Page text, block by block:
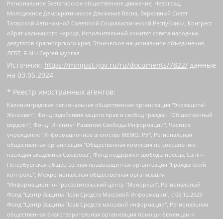
Региональное Всетатарское общественное движение, Невоград,
Молодежное Демократическое Движение Весна, Верховный Совет
Татарской Автономной Советской Социалистической Республики, Конгресс
ойрат-калмыцкого народа, Исполнительный комитет совета народных
депутатов Красноярского края, Этническое национальное объединение,
ЛГБТ, Я.МЫ Сергей Фургал
Источник: https://minjust.gov.ru/ru/documents/7822/ данные
на 03.05.2024
* Реестр иностранных агентов:
Калининградская региональная общественная организация "Экозащита!-Женсовет", Фонд содействия защите прав и свобод граждан "Общественный вердикт", Фонд "Институт Развития Свободы Информации", Частное учреждение "Информационное агентство МЕМО. РУ", Региональная общественная организация "Общественная комиссия по сохранению наследия академика Сахарова", Фонд поддержки свободы прессы, Санкт-Петербургская общественная правозащитная организация "Гражданский контроль", Межрегиональная общественная организация "Информационно-просветительский центр "Мемориал", Региональный Фонд "Центр Защиты Прав Средств Массовой Информации", с 05.12.2023 Фонд "Центр Защиты Прав Средств массовой информации", Региональная общественная благотворительная организация помощи беженцам и мигрантам "Гражданское содействие", Негосударственное образовательное учреждение дополнительного профессионального образования (повышение квалификации) специалистов "АКАДЕМИЯ ПО ПРАВАМ ЧЕЛОВЕКА", Свердловская региональная общественная организация "Сутяжник", Автономная некоммерческая организация "Центр независимых социологических исследований", Союз общественных объединений "Российский исследовательский центр по правам человека", Региональное общественное учреждение научно-информационный центр "МЕМОРИАЛ", Некоммерческая организация "Фонд защиты гласности", Автономная некоммерческая организация "Институт прав человека", Городская общественная организация "Екатеринбургское общество "МЕМОРИАЛ", Городская общественная организация "Рязанское историко-просветительское и правозащитное общество "Мемориал" (Рязанский Мемориал), Челябинский региональный орган общественной самодеятельности – женское общественное объединение "Женщины Евразии", Челябинский региональный орган общественной самодеятельности "Уральская правозащитная группа", Фонд содействия защите здоровья и социальной справедливости имени Андрея Рылькова, Автономная Некоммерческая Организация "Аналитический Центр Юрия Левады", Автономная некоммерческая организация социальной поддержки населения "Проект Апрель", Региональная общественная организация помощи женщинам и детям, находящимся в кризисной ситуации "Информационно-методический центр "Анна", Фонд содействия развитию массовых коммуникаций и правовому просвещению "Так-так-Так", Фонд содействия устойчивому развитию "Серебряная тайга", Свердловский региональный общественный фонд социальных проектов "Новое время", "Idel.Реалии", Кавказ.Реалии, Крым.Реалии, Телеканал Настоящее Время, Татаро-башкирская служба Радио Свобода (Azatliq Radiosi), Радио Свободная Европа/Радио Свобода (PCE/PC), "Сибирь.Реалии", "Фактограф", Благотворительный фонд помощи осужденным и их семьям, Автономная некоммерческая организация "Институт глобализации и социальных движений", Фонд "В защиту прав заключенных", Частное учреждение "Центр поддержки и содействия развитию средств массовой информации", Пензенский региональный общественный благотворительный фонд "Гражданский союз", "Север.Реалии", Некоммерческая организация Фонд "Правовая инициатива", Общество с ограниченной ответственностью "Радио Свободная Европа/Радио Свобода", Чешское информационное агентство "MEDIUM-ORIENT", Красноярская региональная общественная организация "Мы против СПИДа", Камалягин Денис Николаевич, Маркелов Сергей Евгеньевич, Пономарев Лев Александрович, Савицкая Людмила Алексеевна, Автономная некоммерческая организация "Центр по работе с проблемой насилия "НАСИЛИЮ.НЕТ", Межрегиональный профессиональный союз работников здравоохранения "Альянс врачей", Юридическое лицо, зарегистрированное в Латвийской Республике, SIA "Medusa Project" (регистрационный номер 40103797863, дата регистрации 10.06.2014), Некоммерческая организация "Фонд по борьбе с коррупцией", Автономная некоммерческая организация "Институт права и публичной политики", Баданин Роман Сергеевич, Гликин Максим Александрович, Железнова Мария Михайловна, Лукьянова Юлия Сергеевна, Маетная Елизавета Витальевна, Маняхин Петр Борисович, Чуракова Ольга Владимировна, Ярош Юлия Петровна, Юридическое лицо "The Insider SIA", зарегистрированное в Риге, Латвийская Республика (дата регистрации 26.06.2015), являющееся администратором доменного имени интернет-издания "The Insider SIA", https://theins.ru, Постернак Алексей Евгеньевич, Рубин Михаил Аркадьевич, Анин Роман Александрович, Юридическое лицо Istories fonds, зарегистрированное в Латвийской Республике (регистрационный номер 50008295751, дата регистрации 24.02.2020), Великовский Дмитрий Александрович, Долинина Ирина Николаевна, Мароховская Алеся Алексеевна, Шлейнов Роман Юрьевич, Шмагун Олеся Валентиновна, Общество с ограниченной ответственностью "Альтаир 2021", Общество с ограниченной ответственностью "Вега 2021", Общество с ограниченной ответственностью "Главный редактор 2021", Общество с ограниченной ответственностью "Ромашки монолит", Важенков Артем Валерьевич, Ивановская областная общественная организация "Центр гендерных исследований", Гурман Юрий Альбертович, Медиапроект "ОВД-Инфо", Егоров Владимир Владимирович, Жилинский Владимир Александрович, Общество с ограниченной ответственностью "ЗП", Иванова София Юрьевна, Карезина Инна Павловна, Кильтау Екатерина Викторовна, Петров Алексей Викторович, Пискунов Сергей Евгеньевич, Смирнов Сергей Сергеевич, Тихонов Михаил Сергеевич, Общество с ограниченной ответственностью "ЖУРНАЛИСТ-ИНОСТРАННЫЙ АГЕНТ", Арапова Галина Юрьевна, Вольтская Татьяна Анатольевна, Американская компания "Mason G.E.S. Anonymous Foundation" (США), являющаяся владельцем интернет-издания https://mnews.world/, Компания "Stichting Bellingcat", зарегистрированная в Нидерландах (дата регистрации 11.07.2018), Захаров Андрей Вячеславович, Клепиковская Екатерина Дмитриевна, Общество с ограниченной ответственностью "МЕМО", Перл Роман Александрович, Симонов Евгений Алексеевич, Соловьева Елена Анатольевна, Сотников Даниил Владимирович, Сурначева Елизавета Дмитриевна, Автономная некоммерческая организация по защите прав человека и информированию населения "Якутия – Наше Мнение", Общество с ограниченной ответственностью "Москоу диджитал медиа", с 26.01.2023 Общество с ограниченной ответственностью "Чайка Белые сады", Ветошкина Валерия Валерьевна, Заговора Максим Александрович, Межрегиональное общественное движение "Российская ЛГБТ - сеть", Оленичев Максим Владимирович, Павлов Иван Юрьевич, Скворцова Елена Сергеевна, Общество с ограниченной ответственностью "Как бы инагент", Кочетков Игорь Викторович, Общество с ограниченной ответственностью "Честные выборы", Еланчик Олег Александрович, Общество с ограниченной ответственностью "Нобелевский призыв", Гималова Регина Эмилевна, Григорьев Андрей Валерьевич, Григорьева Алина Александровна, Ассоциация по содействию защите прав призывников, альтернативнослужащих и военнослужащих "Правозащитная группа "Гражданин.Армия.Право", Хисамова Регина Фаритовна, Автономная некоммерческая организация по реализации социально-правовых программ "Лилит", Дальневосточное общественное движение "Маяк", Санкт-Петербургская ЛГБТ-инициативная группа "Выход", Инициативная группа ЛГБТ+ "Реверс", Алексеев Андрей Викторович, Бекбулатова Таисия Львовна, Беляев Иван Михайлович, Владыкина Елена Сергеевна, Гельман Марат Александрович, Никульшина Вероника Юрьевна, Толоконникова Надежда Андреевна, Шендерович Виктор Анатольевич, Общество с ограниченной ответственностью "Данное сообщение", Общество с ограниченной ответственностью Издательский дом "Новая глава", Айнбиндер Александра Александровна, Московский комьюнити-центр для ЛГБТ+инициатив, Благотворительный фонд развития филантропии, Deutsche Welle (Германия, Kurt-Schumacher-Strasse 3, 53113 Bonn), Борзунова Мария Михайловна, Воробьев Виктор Викторович, Голубева Анна Львовна, Константинова Алла Михайловна, Малкова Ирина Владимировна, Мурадов Мурад Абдулгалимович, Осетинская Елизавета Николаевна, Понасенков Евгений Николаевич, Ганапольский Матвей Юрьевич, Киселев Евгений Алексеевич, Борухович Ирина Григорьевна, Дремин Иван Тимофеевич, Дубровский Дмитрий Викторович, Красноярская региональная общественная организация поддержки и развития альтернативных образовательных технологий и межкультурных коммуникаций "ИНТЕРРА", Маяковская Екатерина Алексеевна, Фейгин Марк Захарович, Филимонов Андрей Викторович, Дзугкоева Регина Николаевна, Доброхотов Роман Александрович, Дудь Юрий Александрович, Елкин Сергей Владимирович, Кругликов Кирилл Игоревич, Сабунаева Мария Леонидовна, Семенов Алексей Владимирович, Шаинян Карен Багратович, Шульман Екатерина Михайловна, Асафьев Артур Валерьевич, Вахштайн Виктор Семенович, Венедиктов Алексей Алексеевич, Лушникова Екатерина Евгеньевна, Волков Леонид Михайлович, Невзоров Александр Глебович, Пархоменко Сергей Борисович, Сироткин Ярослав Николаевич, Кара-Мурза Владимир Владимирович, Баранова Наталья Владимировна, Гозман Леонид Яковлевич, Кагарлицкий Борис Юльевич, Климарев Михаил Валерьевич, Милов Владимир Станиславович, Автономная некоммерческая организация Краснодарский центр современного искусства "Типография", Моргенштерн Алишер Тагирович, Соболь Любовь Эдуардовна, Общество с ограниченной ответственностью "ЛИЗА НОРМ", Каспаров Гарри Кимович, Ходорковский Михаил Борисович, Общество с ограниченной ответственностью "Апрельские тезисы", Данилович Ирина Брониславовна, Кашин Олег Владимирович, Петров Николай Владимирович, Пивоваров Алексей Владимирович, Соколов Михаил Владимирович, Цветкова Юлия Владимировна, Чичваркин Евгений Александрович, Комитет против пыток/Команда против пыток, Общество с ограниченной ответственностью "Первый научный", Общество с ограниченной ответственностью "Вертолет и ко", Белоцерковская Вероника Борисовна, Кац Максим Евгеньевич, Лазарева Татьяна Юрьевна, Шаведдинов Руслан Табризович, Яшин Илья Валерьевич, Общество с ограниченной ответственностью "Иноагент ААВ", Алешковский Дмитрий Петрович, Альбац Евгения Марковна, Быков Дмитрий Львович, Галямина Юлия Евгеньевна, Лойко Сергей Леонидович, Мартынов Кирилл Константинович, Медведев Сергей Александрович, Крашенинников Федор Геннадиевич, Гордеева Катерина Вл